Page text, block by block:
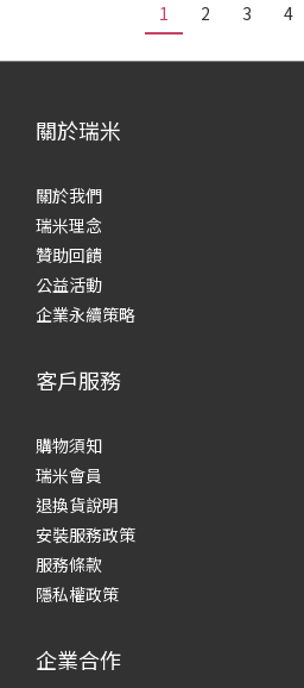
1 2 3 4
關於瑞米
關於我們
瑞米理念
贊助回饋
公益活動
企業永續策略
客戶服務
購物須知
瑞米會員
退換貨說明
安裝服務政策
服務條款
隱私權政策
企業合作